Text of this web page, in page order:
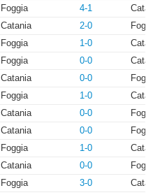
Foggia 4-1
Catania 2-0
Foggia 1-0
Foggia 0-0
Catania 0-0
Foggia 1-0
Catania 0-0
Catania 0-0
Foggia 1-0
Catania 0-0
Foggia 3-0